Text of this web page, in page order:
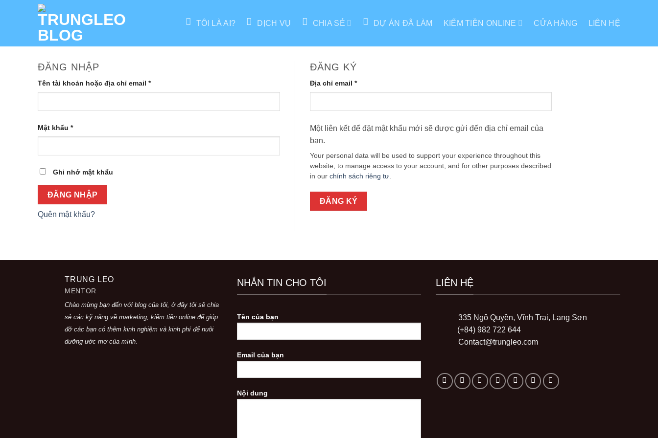
TÔI LÀ AI? DỊCH VỤ CHIA SẺ DỰ ÁN ĐÃ LÀM KIẾM TIỀN ONLINE CỬA HÀNG LIÊN HỆ
ĐĂNG NHẬP
Tên tài khoản hoặc địa chỉ email *Bắt
buộc
Mật khẩu *Bắt
buộc
Ghi nhớ mật khẩu
ĐĂNG NHẬP
Quên mật khẩu?
ĐĂNG KÝ
Địa chỉ email *Bắt
buộc
Một liên kết để đặt mật khẩu mới sẽ được gửi đến địa chỉ email của
bạn.
Your personal data will be used to support your experience throughout this
website, to manage access to your account, and for other purposes described
in our chính sách riêng tư.
ĐĂNG KÝ
TRUNG LEO
MENTOR
Chào mừng bạn đến với blog của tôi, ở đây tôi sẽ chia
sẻ các kỹ năng về marketing, kiếm tiền online để giúp
đỡ các bạn có thêm kinh nghiệm và kinh phí để nuôi
dưỡng ước mơ của mình.
NHẮN TIN CHO TÔI
Tên của bạn
Email của bạn
Nội dung
LIÊN HỆ
335 Ngô Quyền, Vĩnh Trại, Lạng Sơn
(+84) 982 722 644
Contact@trungleo.com